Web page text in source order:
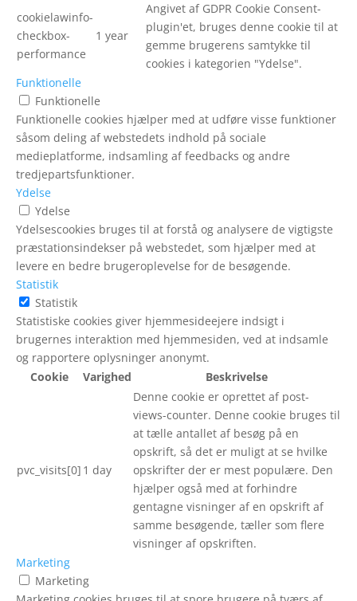
cookielawinfo-
checkbox-
performance
1 year
Angivet af GDPR Cookie Consent-
plugin'et, bruges denne cookie til at
gemme brugerens samtykke til
cookies i kategorien "Ydelse".
Funktionelle
Funktionelle
Funktionelle cookies hjælper med at udføre visse funktioner
såsom deling af webstedets indhold på sociale
medieplatforme, indsamling af feedbacks og andre
tredjepartsfunktioner.
Ydelse
Ydelse
Ydelsescookies bruges til at forstå og analysere de vigtigste
præstationsindekser på webstedet, som hjælper med at
levere en bedre brugeroplevelse for de besøgende.
Statistik
Statistik
Statistiske cookies giver hjemmesideejere indsigt i
brugernes interaktion med hjemmesiden, ved at indsamle
og rapportere oplysninger anonymt.
Cookie
Varighed Beskrivelse
pvc_visits[0] 1 day
Denne cookie er oprettet af post-
views-counter. Denne cookie bruges til
at tælle antallet af besøg på en
opskrift, så det er muligt at se hvilke
opskrifter der er mest populære. Den
hjælper også med at forhindre
gentagne visninger af en opskrift af
samme besøgende, tæller som flere
visninger af opskriften.
Marketing
Marketing